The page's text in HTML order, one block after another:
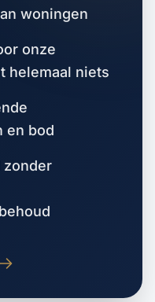
woningen
onze
helemaal niets
en bod
zonder